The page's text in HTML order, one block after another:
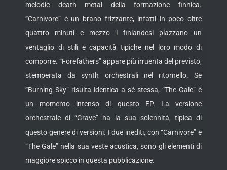
melodic death metal della formazione finnica.
“Carnivore” è un brano frizzante, infatti in poco oltre
quattro minuti e mezzo i finlandesi piazzano un
ventaglio di stili e capacità tipiche nel loro modo di
comporre. “Forefathers” appare più irruenta del previsto,
stemperata da synth orchestrali nel ritornello. Se
“Burning Sky” risulta identica a sé stessa, “The Gale” è
un momento intenso di questo EP. La versione
orchestrale di “Grave” ha la sua solennità, tipica di
questo genere di versioni. I due inediti, con “Carnivore” e
“The Gale” nella sua veste acustica, sono gli elementi di
maggiore spicco in questa pubblicazione.